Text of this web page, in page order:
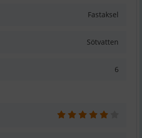
Fastaksel
Sötvatten
6